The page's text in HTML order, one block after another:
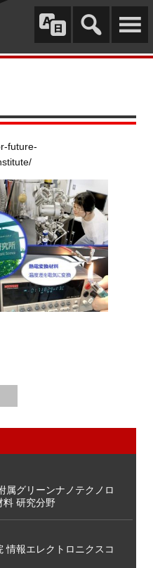
future-
属グリーンナノテクノロ
料 研究分野
情報エレクトロニクスコ